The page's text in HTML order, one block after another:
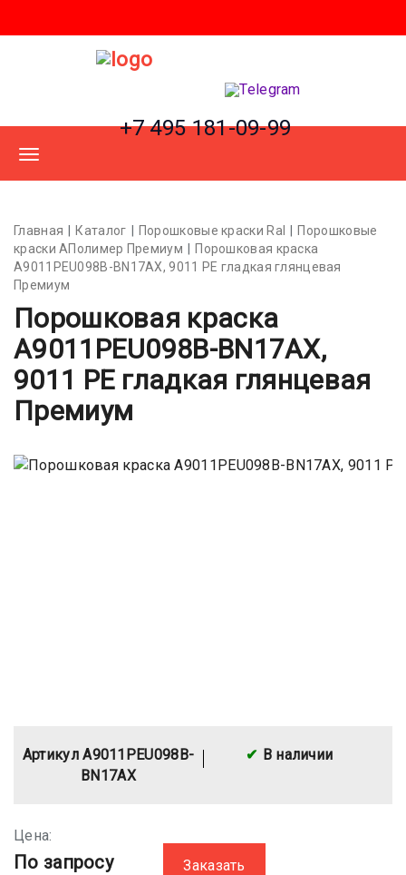
+7 495 181-09-99
Главная Каталог Порошковые краски Ral
Порошковые
краски АПолимер Премиум
Порошковая краска
A9011PEU098B-BN17AX, 9011 PE гладкая глянцевая
Премиум
Порошковая краска
A9011PEU098B-BN17AX,
9011 PE гладкая глянцевая
Премиум
Артикул A9011PEU098B-
BN17AX
В наличии
Цена:
По запросу Заказать